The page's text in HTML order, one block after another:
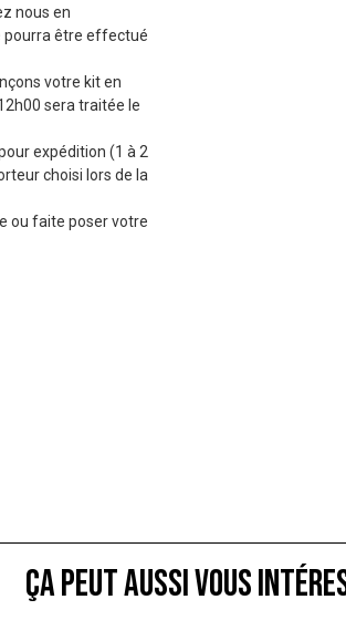
nous en
pourra être effectué
votre kit en
sera traitée le
expédition (1 à 2
choisi lors de la
ou faite poser votre
ça peut aussi vous